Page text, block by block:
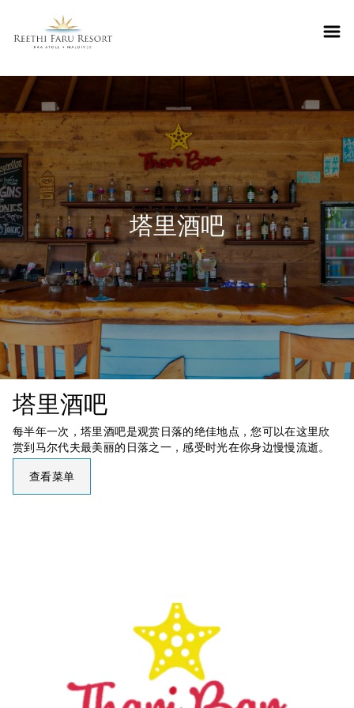
Reethifaru home
塔里酒吧
塔里酒吧
每半年一次，塔里酒吧是观赏日落的绝佳地点，您可以在这里欣
赏到马尔代夫最美丽的日落之一，感受时光在你身边慢慢流逝。
查看菜单